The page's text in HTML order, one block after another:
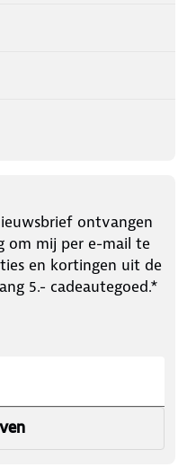
ontvangen
om mij per e-mail te
en kortingen uit de
5.- cadeautegoed.*